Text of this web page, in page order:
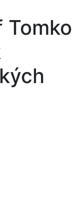
Tomko